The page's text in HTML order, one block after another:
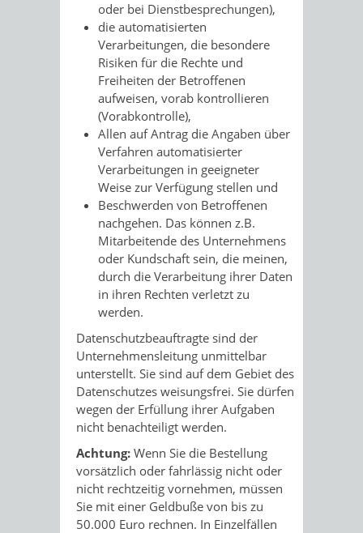
oder bei Dienstbesprechungen),
die automatisierten
Verarbeitungen, die besondere
Risiken für die Rechte und
Freiheiten der Betroffenen
aufweisen, vorab kontrollieren
(Vorabkontrolle),
Allen auf Antrag die Angaben über
Verfahren automatisierter
Verarbeitungen in geeigneter
Weise zur Verfügung stellen und
Beschwerden von Betroffenen
nachgehen. Das können z.B.
Mitarbeitende des Unternehmens
oder Kundschaft sein, die meinen,
durch die Verarbeitung ihrer Daten
in ihren Rechten verletzt zu
werden.
Datenschutzbeauftragte sind der
Unternehmensleitung unmittelbar
unterstellt. Sie sind auf dem Gebiet des
Datenschutzes weisungsfrei. Sie dürfen
wegen der Erfüllung ihrer Aufgaben
nicht benachteiligt werden.
Achtung: Wenn Sie die Bestellung
vorsätzlich oder fahrlässig nicht oder
nicht rechtzeitig vornehmen, müssen
Sie mit einer Geldbuße von bis zu
50.000 Euro rechnen. In Einzelfällen